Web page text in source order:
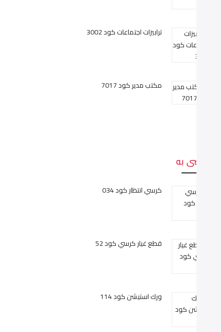
ترابيزات اجتماعات كود 3002
مكتب مدير كود 7017
به
كرسي انتظار كود 034
قطع غيار كرسي كود 52
ورك استيشن كود 114